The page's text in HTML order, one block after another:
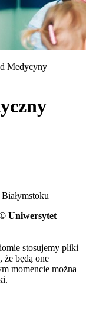
Medycyny
Uniwersytet
stosujemy pliki
że będą one
momencie można